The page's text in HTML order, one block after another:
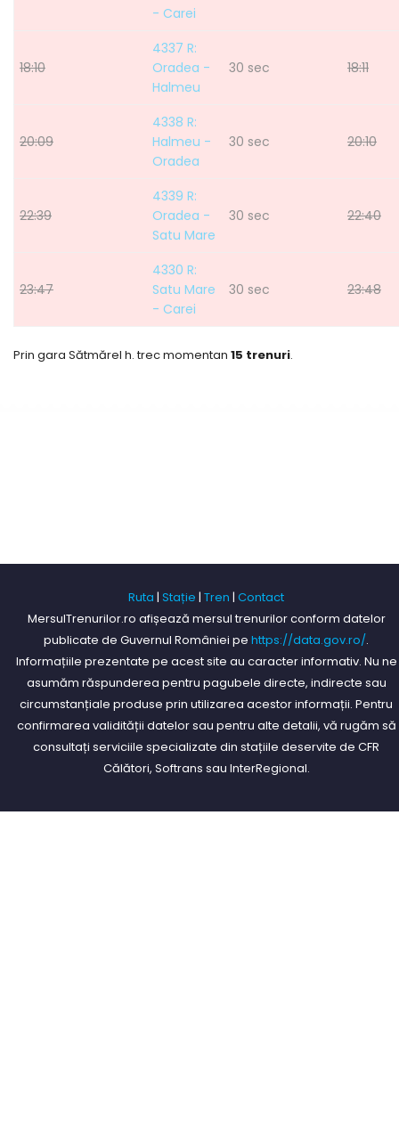
- Carei
18:10
4337 R:
Oradea -
Halmeu
30 sec 18:11
20:09
4338 R:
Halmeu -
Oradea
30 sec 20:10
22:39
4339 R:
Oradea -
Satu Mare
30 sec 22:40
23:47
4330 R:
Satu Mare
- Carei
30 sec 23:48
Prin gara Sătmărel h. trec momentan 15 trenuri.
Ruta | Stație | Tren | Contact
MersulTrenurilor.ro afișează mersul trenurilor conform datelor
publicate de Guvernul României pe https://data.gov.ro/.
Informațiile prezentate pe acest site au caracter informativ. Nu ne
asumăm răspunderea pentru pagubele directe, indirecte sau
circumstanțiale produse prin utilizarea acestor informații. Pentru
confirmarea validității datelor sau pentru alte detalii, vă rugăm să
consultați serviciile specializate din stațiile deservite de CFR
Călători, Softrans sau InterRegional.